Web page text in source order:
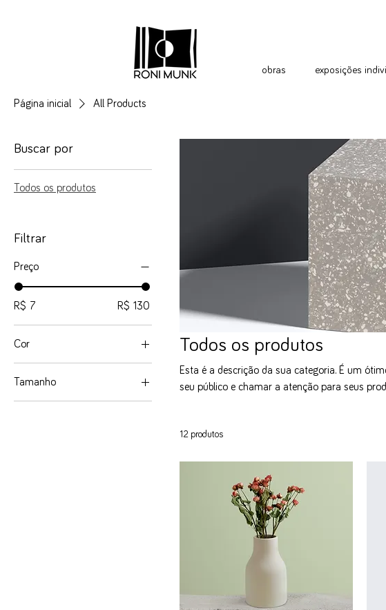
obras exposições
Página inicial All Products
Buscar por
Todos os produtos
Filtrar
Preço
R$ 7 R$ 130
Cor
Tamanho
Todos os produtos
Esta é a descrição da sua categoria. É um
seu público e chamar a atenção para seus
12 produtos